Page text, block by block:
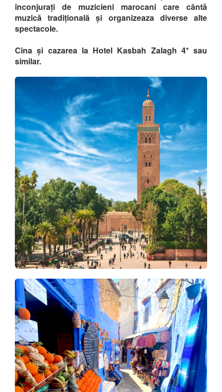
înconjurați de muzicieni marocani care cântă
muzică tradițională și organizeaza diverse alte
spectacole.
Cina și cazarea la Hotel Kasbah Zalagh 4* sau
similar.